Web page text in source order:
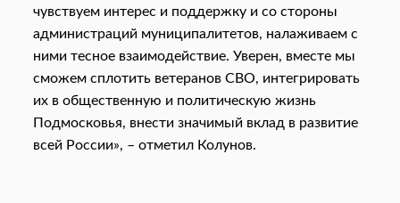
чувствуем интерес и поддержку и со стороны
администраций муниципалитетов, налаживаем с
ними тесное взаимодействие. Уверен, вместе мы
сможем сплотить ветеранов СВО, интегрировать
их в общественную и политическую жизнь
Подмосковья, внести значимый вклад в развитие
всей России», – отметил Колунов.